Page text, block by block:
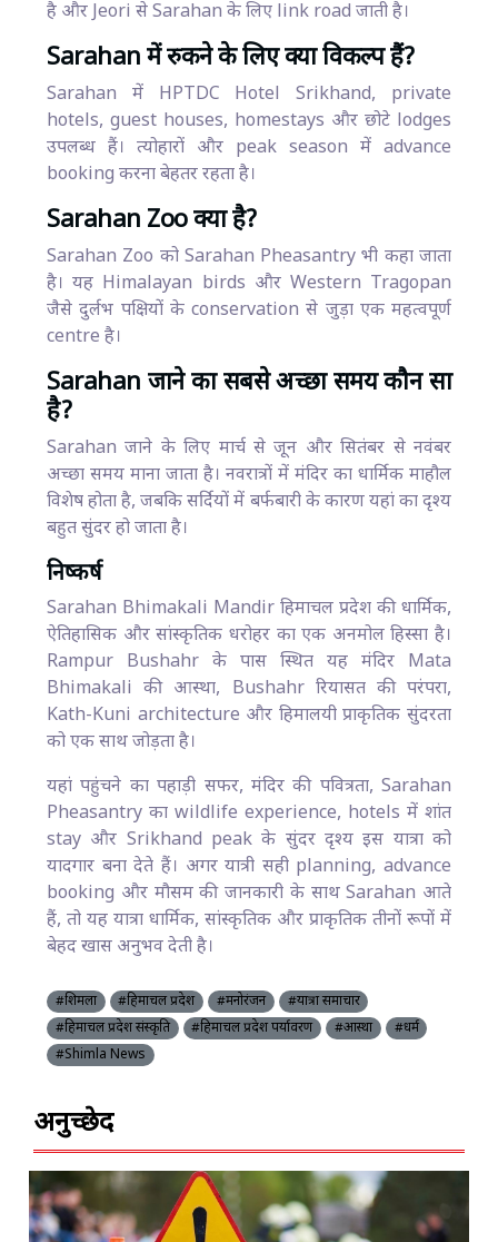
है और Jeori से Sarahan के लिए link road जाती है।
Sarahan में रुकने के लिए क्या विकल्प हैं?
Sarahan में HPTDC Hotel Srikhand, private
hotels, guest houses, homestays और छोटे lodges
उपलब्ध हैं। त्योहारों और peak season में advance
booking करना बेहतर रहता है।
Sarahan Zoo क्या है?
Sarahan Zoo को Sarahan Pheasantry भी कहा जाता
है। यह Himalayan birds और Western Tragopan
जैसे दुर्लभ पक्षियों के conservation से जुड़ा एक महत्वपूर्ण
centre है।
Sarahan जाने का सबसे अच्छा समय कौन सा
है?
Sarahan जाने के लिए मार्च से जून और सितंबर से नवंबर
अच्छा समय माना जाता है। नवरात्रों में मंदिर का धार्मिक माहौल
विशेष होता है, जबकि सर्दियों में बर्फबारी के कारण यहां का दृश्य
बहुत सुंदर हो जाता है।
निष्कर्ष
Sarahan Bhimakali Mandir हिमाचल प्रदेश की धार्मिक,
ऐतिहासिक और सांस्कृतिक धरोहर का एक अनमोल हिस्सा है।
Rampur Bushahr के पास स्थित यह मंदिर Mata
Bhimakali की आस्था, Bushahr रियासत की परंपरा,
Kath-Kuni architecture और हिमालयी प्राकृतिक सुंदरता
को एक साथ जोड़ता है।
यहां पहुंचने का पहाड़ी सफर, मंदिर की पवित्रता, Sarahan
Pheasantry का wildlife experience, hotels में शांत
stay और Srikhand peak के सुंदर दृश्य इस यात्रा को
यादगार बना देते हैं। अगर यात्री सही planning, advance
booking और मौसम की जानकारी के साथ Sarahan आते
हैं, तो यह यात्रा धार्मिक, सांस्कृतिक और प्राकृतिक तीनों रूपों में
बेहद खास अनुभव देती है।
#शिमला #हिमाचल प्रदेश #मनोरंजन
#यात्रा समाचार
#हिमाचल प्रदेश संस्कृति
#हिमाचल प्रदेश पर्यावरण #आस्था
#धर्म
#Shimla News
अनुच्छेद